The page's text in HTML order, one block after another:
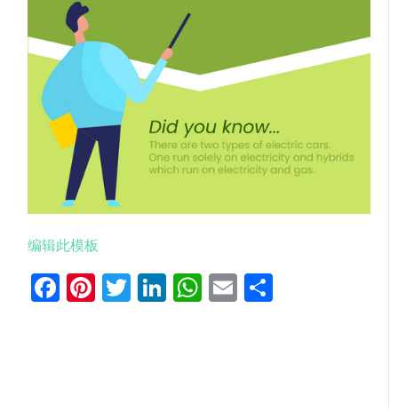
编辑此模板
Facebook
Pinterest
Twitter
LinkedIn
WhatsApp
Email